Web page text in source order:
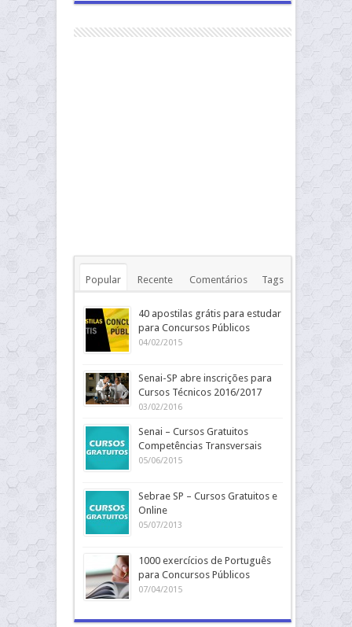
Popular Recente Comentários Tags
40 apostilas grátis para estudar
para Concursos Públicos
04/02/2015
Senai-SP abre inscrições para
Cursos Técnicos 2016/2017
03/02/2016
Senai – Cursos Gratuitos
Competências Transversais
05/06/2015
Sebrae SP – Cursos Gratuitos e
Online
05/07/2013
1000 exercícios de Português
para Concursos Públicos
07/04/2015